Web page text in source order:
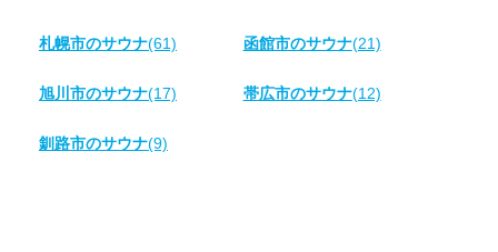
札幌市のサウナ(61) 函館市のサウナ(21)
旭川市のサウナ(17) 帯広市のサウナ(12)
釧路市のサウナ(9)